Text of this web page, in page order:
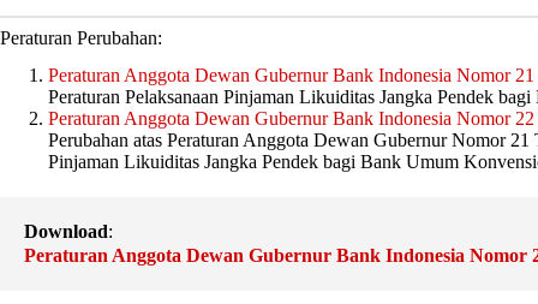
Peraturan Perubahan:
Peraturan Anggota Dewan Gubernur Bank Indonesia Nomor
Peraturan Pelaksanaan Pinjaman Likuiditas Jangka Pendek
Peraturan Anggota Dewan Gubernur Bank Indonesia Nomor
Perubahan atas Peraturan Anggota Dewan Gubernur Nomor 21
Pinjaman Likuiditas Jangka Pendek bagi Bank Umum
Download:
Peraturan Anggota Dewan Gubernur Bank Indonesia Nomor